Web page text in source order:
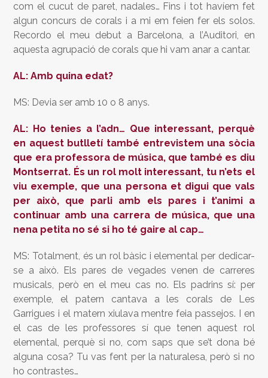
com el cucut de paret, nadales… Fins i tot havíem fet
algun concurs de corals i a mi em feien fer els solos.
Recordo el meu debut a Barcelona, a l’Auditori, en
aquesta agrupació de corals que hi vam anar a cantar.
AL: Amb quina edat?
MS: Devia ser amb 10 o 8 anys.
AL: Ho tenies a l’adn… Que interessant, perquè
en aquest butlletí també entrevistem una sòcia
que era professora de música, que també es diu
Montserrat. És un rol molt interessant, tu n’ets el
viu exemple, que una persona et digui que vals
per això, que parli amb els pares i t’animi a
continuar amb una carrera de música, que una
nena petita no sé si ho té gaire al cap…
MS: Totalment, és un rol bàsic i elemental per dedicar-
se a això. Els pares de vegades venen de carreres
musicals, però en el meu cas no. Els padrins sí: per
exemple, el patern cantava a les corals de Les
Garrigues i el matern xiulava mentre feia passejos. I en
el cas de les professores sí que tenen aquest rol
elemental, perquè si no, com saps que se’t dona bé
alguna cosa? Tu vas fent per la naturalesa, però si no
ho contrastes…